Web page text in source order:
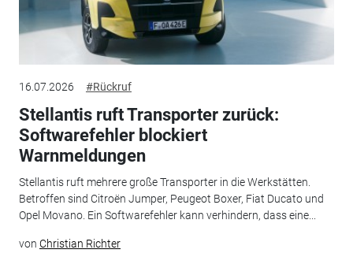
16.07.2026 #Rückruf
Stellantis ruft Transporter zurück:
Softwarefehler blockiert
Warnmeldungen
Stellantis ruft mehrere große Transporter in die Werkstätten.
Betroffen sind Citroën Jumper, Peugeot Boxer, Fiat Ducato und
Opel Movano. Ein Softwarefehler kann verhindern, dass eine...
von Christian Richter